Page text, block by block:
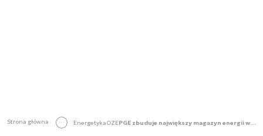
Strona główna EnergetykaOZE PGE zbuduje największy magazyn energii w Europie